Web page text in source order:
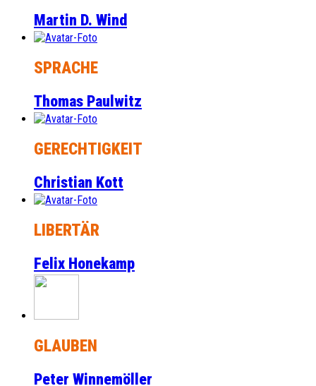
Martin D. Wind
SPRACHE
Thomas Paulwitz
GERECHTIGKEIT
Christian Kott
LIBERTÄR
Felix Honekamp
GLAUBEN
Peter Winnemöller